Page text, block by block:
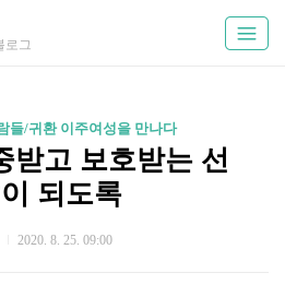
로그
들/귀환 이주여성을 만나다
받고 보호받는 선
되도록
2020. 8. 25. 09:00